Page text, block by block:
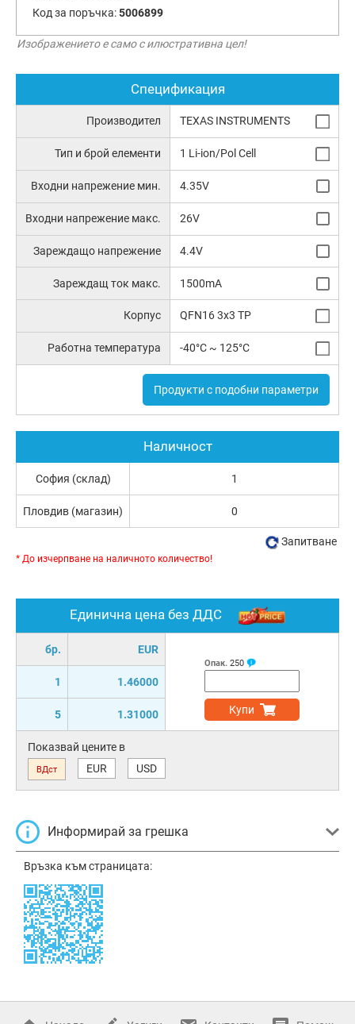
Код за поръчка:5006899
Изображението е само с илюстративна цел!
Спецификация
Производител TEXAS INSTRUMENTS
Тип и брой елементи 1 Li-ion/Pol Cell
Входни напрежение мин. 4.35V
Входни напрежение макс. 26V
Зареждащо напрежение 4.4V
Зареждащ ток макс. 1500mA
Корпус QFN16 3x3 TP
Работна температура -40°C ~ 125°C
Продукти с подобни параметри
Единична цена без ДДС
бр. EUR
1 1.46000
5 1.31000
Опак. 250
Купи
Показвай цените в
ВДст EUR USD
Информирай за грешка
Връзка към страницата:
Наличност
София (склад) 1
Пловдив (магазин) 0
Запитване
* До изчерпване на наличното количество!